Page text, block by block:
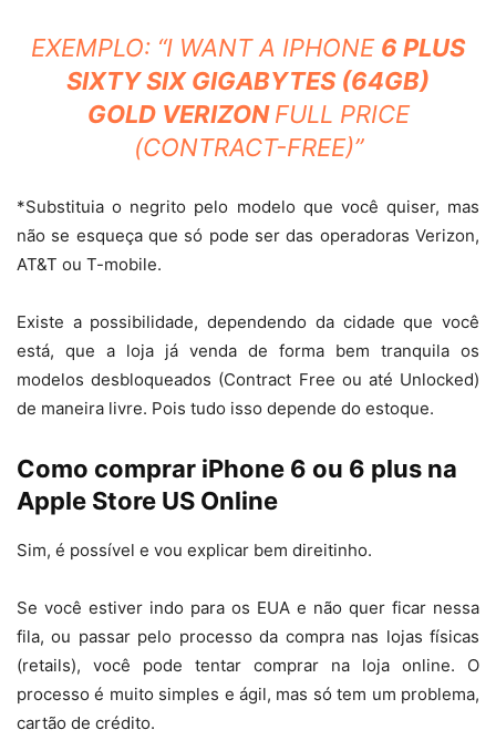
EXEMPLO: “I WANT A IPHONE 6 PLUS
SIXTY SIX GIGABYTES (64GB)
GOLD VERIZONFULL PRICE
(CONTRACT-FREE)”
*Substituia o negrito pelo modelo que você quiser, mas
não se esqueça que só pode ser das operadoras Verizon,
AT&T ou T-mobile.
Existe a possibilidade, dependendo da cidade que você
está, que a loja já venda de forma bem tranquila os
modelos desbloqueados (Contract Free ou até Unlocked)
de maneira livre. Pois tudo isso depende do estoque.
Como comprar iPhone 6 ou 6 plus na
Apple Store US Online
Sim, é possível e vou explicar bem direitinho.
Se você estiver indo para os EUA e não quer ficar nessa
fila, ou passar pelo processo da compra nas lojas físicas
(retails), você pode tentar comprar na loja online. O
processo é muito simples e ágil, mas só tem um problema,
cartão de crédito.